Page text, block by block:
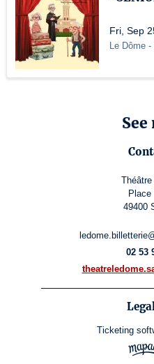
Fri, Sep
Le Dôme -
Place
49400
02 53
Ticketing